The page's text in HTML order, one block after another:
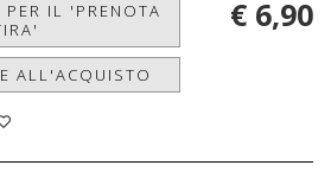
IL 'PRENOTA
ALL'ACQUISTO
€ 6,90